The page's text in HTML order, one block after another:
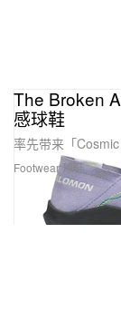
Footwear 球鞋
The Broken
感球鞋
率先带来「
Jun